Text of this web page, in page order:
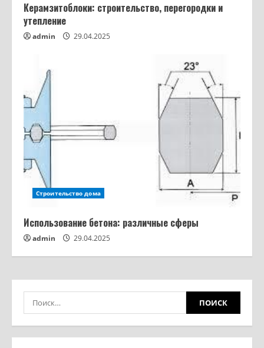
Керамзитоблоки: строительство, перегородки и
утепление
admin 29.04.2025
Строительство дома
Использование бетона: различные сферы
admin 29.04.2025
Из чего строят дома: кирпич,
материалов и цен
Как собрать сифон для ванны:
конусная прокладка, уклон гофры и 7
ошибок которые топят соседей
Фанера: какая толщина бывает — от
3 мм до 40 мм, допуски ГОСТ и выбор
5
Заклинило ручку на пластиковом
ситуаций
11.03.2026
замера до готовой сборки
16.03.2026
Из чего строят дома: кирпич,
газобетон, брус, каркас — сравнение